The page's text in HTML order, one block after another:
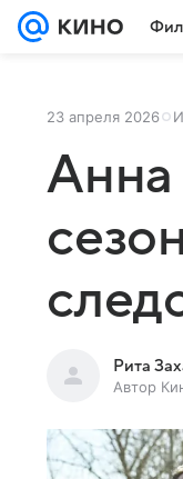
23 апреля 2026
Анна
Рита
Автор